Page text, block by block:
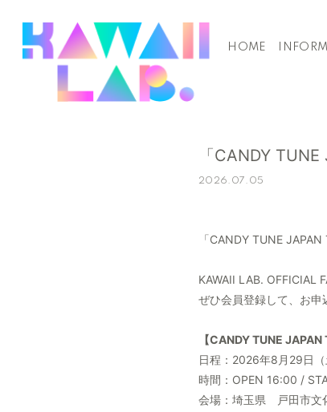
HOME
「CANDY
2026.07.05
「CANDY TUNE
KAWAII LAB. OFFICIAL
ぜひ会員登録して、お申
【CANDY TUNE
日程：2026年8月29日（
時間：OPEN 16:00 /
会場：埼玉県 戸田市文